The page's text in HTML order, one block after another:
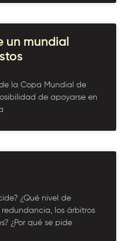
un mundial
la Copa Mundial de
de apoyarse en
¿Qué nivel de
los árbitros
¿Por qué se pide